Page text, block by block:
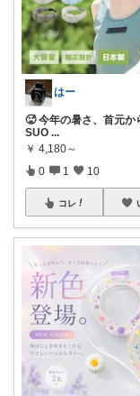
はー
🥵 今年の暑さ、首元か
SUO ...
￥ 4,180～
0 1 10
コレ